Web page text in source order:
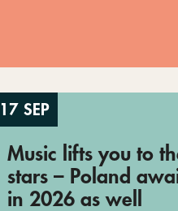
17 SEP
Music lifts you to
stars – Poland
in 2026 as well